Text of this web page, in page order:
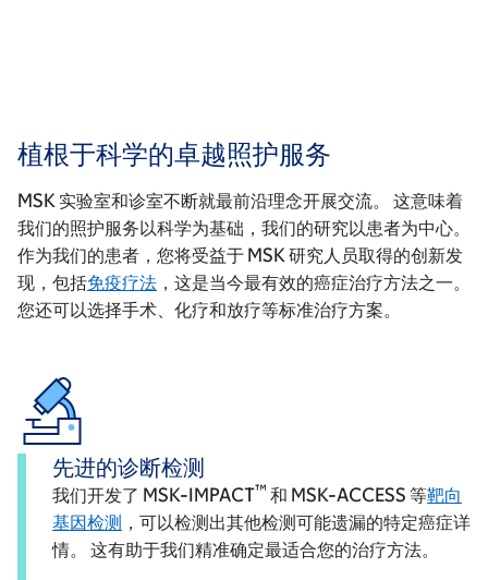
植根于科学的卓越照护服务
MSK 实验室和诊室不断就最前沿理念开展交流。 这意味着
我们的照护服务以科学为基础，我们的研究以患者为中心。
作为我们的患者，您将受益于 MSK 研究人员取得的创新发
现，包括免疫疗法 ，这是当今最有效的癌症治疗方法之一。
您还可以选择手术、化疗和放疗等标准治疗方案。
先进的诊断检测
我们开发了 MSK-IMPACT™ 和 MSK-ACCESS 等靶向
基因检测 ，可以检测出其他检测可能遗漏的特定癌症详
情。 这有助于我们精准确定最适合您的治疗方法。